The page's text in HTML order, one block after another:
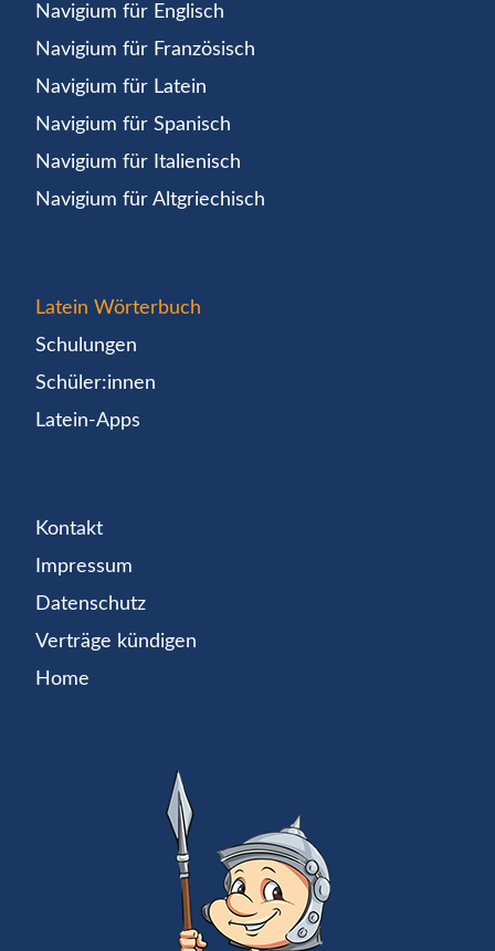
Navigium für Englisch
Navigium für Französisch
Navigium für Latein
Navigium für Spanisch
Navigium für Italienisch
Navigium für Altgriechisch
Latein Wörterbuch
Schulungen
Schüler:innen
Latein-Apps
Kontakt
Impressum
Datenschutz
Verträge kündigen
Home